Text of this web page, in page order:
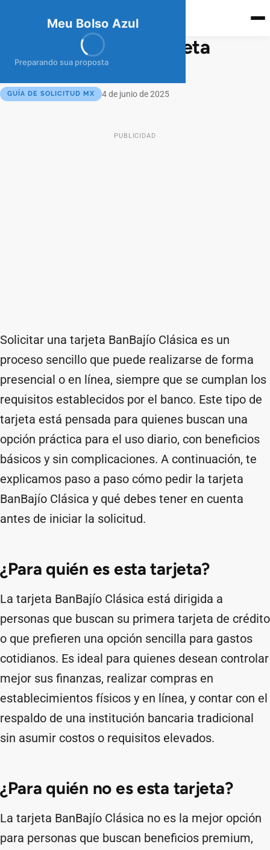
Meu Bolso Azul
Preparando sua proposta
meubolso Azul
¿Cómo Pedir una tarjeta
BanBajío Clásica?
GUÍA DE SOLICITUD MX 4 de junio de 2025
PUBLICIDAD
Solicitar una tarjeta BanBajío Clásica es un
proceso sencillo que puede realizarse de forma
presencial o en línea, siempre que se cumplan los
requisitos establecidos por el banco. Este tipo de
tarjeta está pensada para quienes buscan una
opción práctica para el uso diario, con beneficios
básicos y sin complicaciones. A continuación, te
explicamos paso a paso cómo pedir la tarjeta
BanBajío Clásica y qué debes tener en cuenta
antes de iniciar la solicitud.
¿Para quién es esta tarjeta?
La tarjeta BanBajío Clásica está dirigida a
personas que buscan su primera tarjeta de crédito
o que prefieren una opción sencilla para gastos
cotidianos. Es ideal para quienes desean controlar
mejor sus finanzas, realizar compras en
establecimientos físicos y en línea, y contar con el
respaldo de una institución bancaria tradicional
sin asumir costos o requisitos elevados.
¿Para quién no es esta tarjeta?
La tarjeta BanBajío Clásica no es la mejor opción
para personas que buscan beneficios premium,